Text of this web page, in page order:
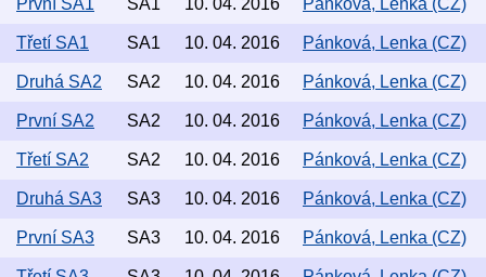
První SA1 SA1 10. 04. 2016 Pánková, Lenka (CZ)
Třetí SA1 SA1 10. 04. 2016 Pánková, Lenka (CZ)
Druhá SA2 SA2 10. 04. 2016 Pánková, Lenka (CZ)
První SA2 SA2 10. 04. 2016 Pánková, Lenka (CZ)
Třetí SA2 SA2 10. 04. 2016 Pánková, Lenka (CZ)
Druhá SA3 SA3 10. 04. 2016 Pánková, Lenka (CZ)
První SA3 SA3 10. 04. 2016 Pánková, Lenka (CZ)